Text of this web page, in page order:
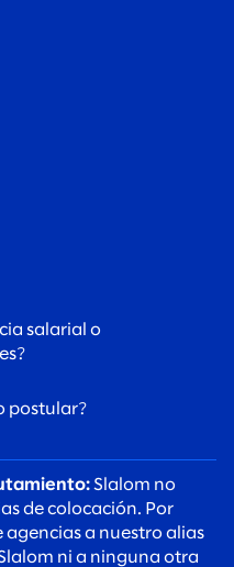
salarial o
postular?
Slalom no
de colocación. Por
agencias a nuestro alias
ni a ninguna otra